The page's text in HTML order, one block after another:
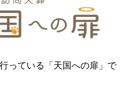
っている「天国への扉」で